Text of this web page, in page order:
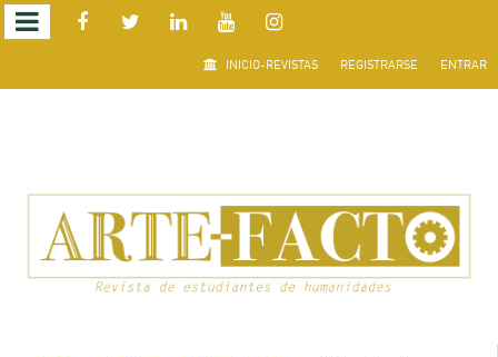
Salto
rápido
contenido
INICIO-REVISTAS REGISTRARSE ENTRAR